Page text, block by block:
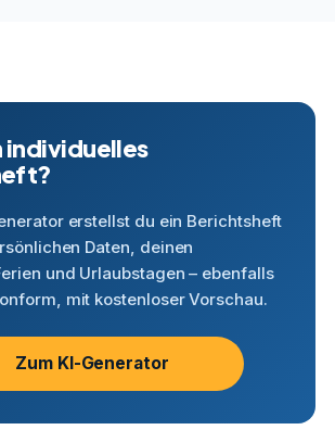
individuelles
erstellst du ein Berichtsheft
Daten, deinen
und Urlaubstagen – ebenfalls
mit kostenloser Vorschau.
Zum KI-Generator